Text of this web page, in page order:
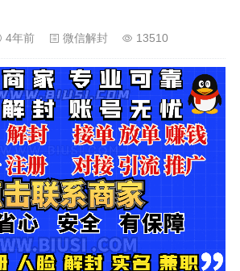
4年前 微信解封 13510